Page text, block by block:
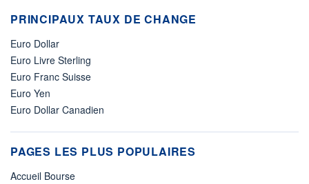
PRINCIPAUX TAUX DE CHANGE
Euro Dollar
Euro Livre Sterling
Euro Franc Suisse
Euro Yen
Euro Dollar Canadien
PAGES LES PLUS POPULAIRES
Accueil Bourse